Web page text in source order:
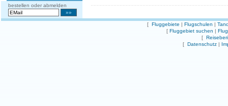
bestellen oder abmelden
[ Fluggebiete | Flugschulen |
[ Fluggebiet suchen |
[
[ Datenschutz |